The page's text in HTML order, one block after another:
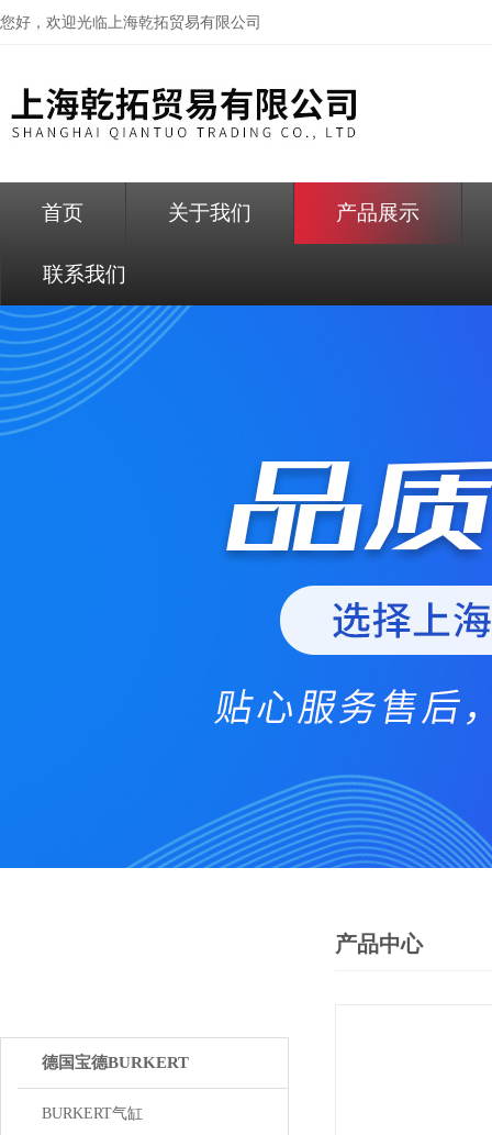
您好，欢迎光临上海乾拓贸易有限公司
首页 关于我们 产品展示
联系我们
德国宝德BURKERT
BURKERT气缸
产品中心